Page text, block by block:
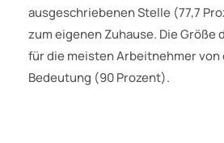
ausgeschriebenen Stelle (77,7
zum eigenen Zuhause. Die
für die meisten Arbeitnehmer
Bedeutung (90 Prozent).